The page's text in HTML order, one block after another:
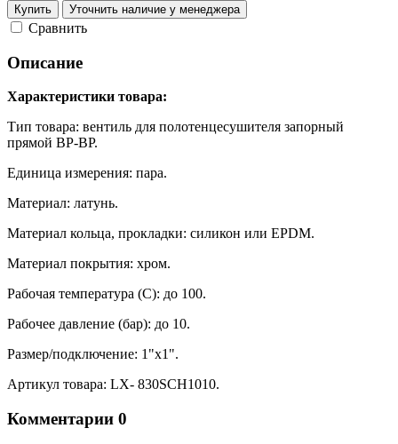
Купить Уточнить наличие у менеджера
Cравнить
Описание
Характеристики товара:
Тип товара: вентиль для полотенцесушителя запорный
прямой ВР-ВР.
Единица измерения: пара.
Материал: латунь.
Материал кольца, прокладки: силикон или EPDM.
Материал покрытия: хром.
Рабочая температура (С): до 100.
Рабочее давление (бар): до 10.
Размер/подключение: 1"х1".
Артикул товара: LX- 830SCH1010.
Комментарии 0